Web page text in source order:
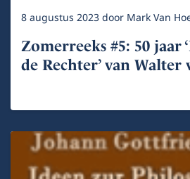
8 augustus 2023door Mark Van
Zomerreeks #5: 50 jaar
de Rechter’ van Walter